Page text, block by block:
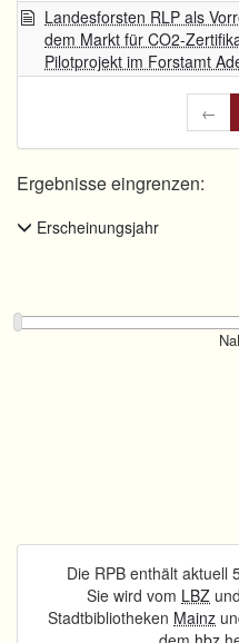
Landesforsten RLP als
dem Markt für CO2-
Pilotprojekt im Forstamt
←
Ergebnisse eingrenzen:
Erscheinungsjahr
Die RPB enthält aktuell
Sie wird vom LBZ
Stadtbibliotheken Mainz